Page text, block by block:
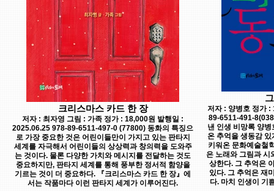
크리스마스 카드 한 장
저자 : 최자영 그림 : 가족 정가 : 18,000원 발행일 :
2025.06.25 978-89-6511-497-0 (77800) 동화의 특징으
로 가장 중요한 것은 어린이들만이 가지고 있는 판타지
세계를 자극해서 어린이들의 상상력과 창의력을 도와주
는 것이다. 물론 다양한 가치와 메시지를 전달하는 것도
중요하지만, 판타지 세계를 통해 풍부한 정서적 함양을
기르는 것이 더 중요하다. 『크리스마스 카드 한 장』에
서는 작품마다 이런 판타지 세계가 이루어진다.
저자 : 양병호 정가
89-6511-491-
낸 인생 비망록 양
온 추억을 생동감
키워온 문화예술철
은 노래와 그림과 시
상한다. 그 추억은
있다. 그 추억은 재
다. 마치 인생이 기